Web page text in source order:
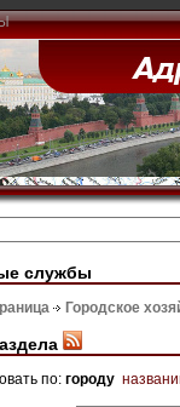
службы
Городское
по: городу